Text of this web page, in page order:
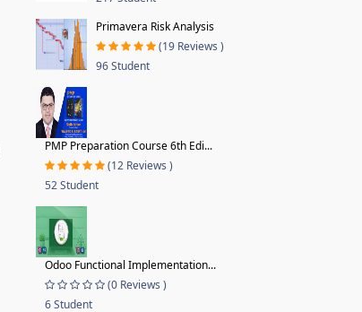
Primavera Risk Analysis
(19 Reviews )
96 Student
PMP Preparation Course 6th Edi...
(12 Reviews )
52 Student
Odoo Functional Implementation...
(0 Reviews )
6 Student